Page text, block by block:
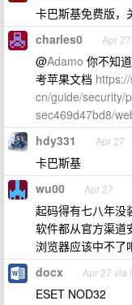
卡巴斯基免费版，
charles0 Apr
@Adamo 你不知
考苹果文档
cn/guide/security/
sec469d47bd8/
hdy331 Apr 27
卡巴斯基
wu00 Apr 27
起码得有七八年没
软件都从官方渠道
浏览器应该中不了
docx Apr 27 via
ESET NOD32